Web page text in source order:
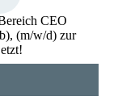
CEO
(m/w/d) zur